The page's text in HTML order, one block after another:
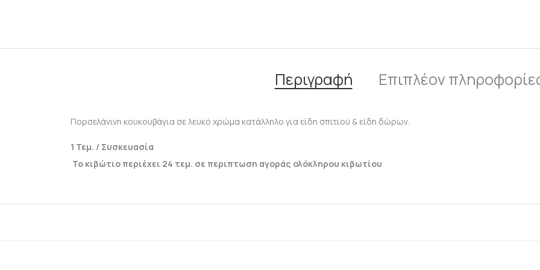
Περιγραφή Επιπλέον
Πορσελάνινη κουκουβάγια σε λευκό χρώμα κατάλληλο για είδη σπιτιού & είδη δώρων.
1 Τεμ. / Συσκευασία
Το κιβώτιο περιέχει 24 τεμ. σε περιπτωση αγοράς ολόκληρου κιβωτίου